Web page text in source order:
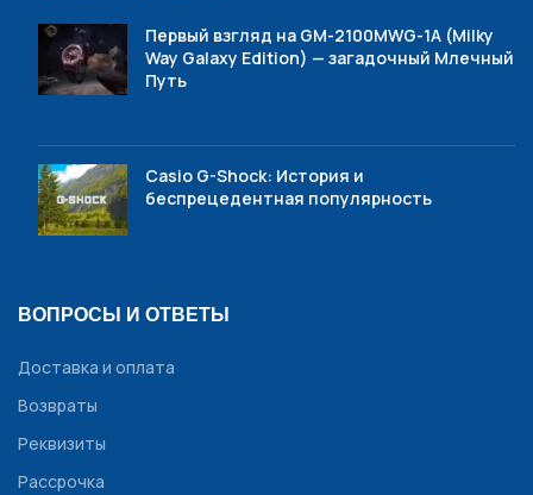
Первый взгляд на GM-2100MWG-1A (Milky
Way Galaxy Edition) — загадочный Млечный
Путь
Casio G-Shock: История и
беспрецедентная популярность
ВОПРОСЫ И ОТВЕТЫ
Доставка и оплата
Возвраты
Реквизиты
Рассрочка